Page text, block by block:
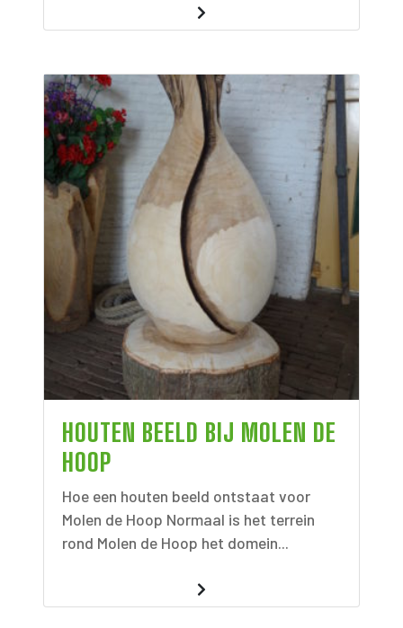
HOUTEN BEELD BIJ MOLEN DE
HOOP
Hoe een houten beeld ontstaat voor
Molen de Hoop Normaal is het terrein
rond Molen de Hoop het domein...